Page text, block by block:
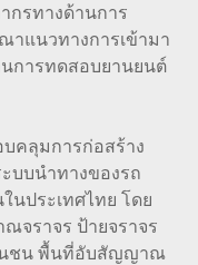
กรทางด้านการ
แนวทางการเข้ามา
การทดสอบยานยนต์
บคลุมการก่อสร้าง
บบนำทางของรถ
ประเทศไทย โดย
จราจร ป้ายจราจร
นชน พื้นที่อับสัญญาณ